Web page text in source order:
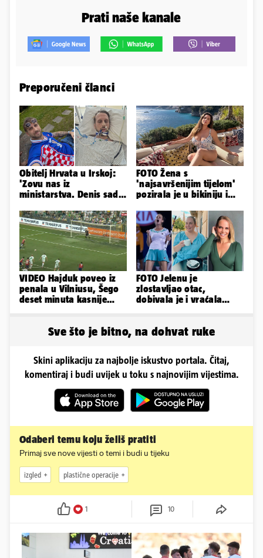
Prati naše kanale
Preporučeni članci
Obitelj Hrvata u Irskoj:
'Zovu nas iz
ministarstva. Denis sada
nas je'
FOTO Žena s
'najsavršenijim tijelom'
pozirala je u bikiniju i
obline...
VIDEO Hajduk poveo iz
penala u Vilniusu, Šego
deset minuta kasnije
FOTO Jelenu je
zlostavljao otac,
dobivala je i vraćala
Sve što je bitno, na dohvat ruke
Skini aplikaciju za najbolje iskustvo portala. Čitaj,
komentiraj i budi uvijek u toku s najnovijim vijestima.
Odaberi temu koju želiš pratiti
Primaj sve nove vijesti o temi i budi u tijeku
izgled plastične operacije
1 10